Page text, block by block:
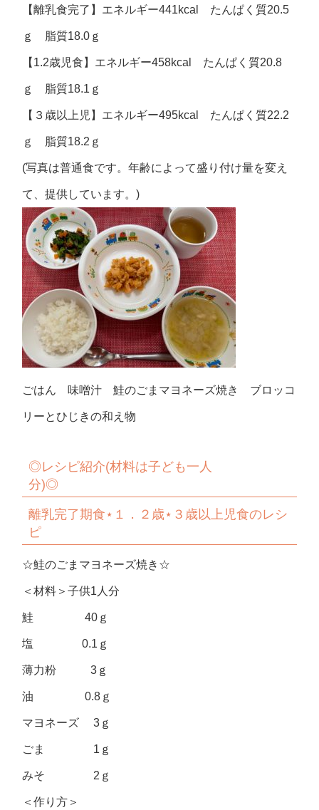
【離乳食完了】エネルギー441kcal たんぱく質20.5
ｇ 脂質18.0ｇ
【1.2歳児食】エネルギー458kcal たんぱく質20.8
ｇ 脂質18.1ｇ
【３歳以上児】エネルギー495kcal たんぱく質22.2
ｇ 脂質18.2ｇ
(写真は普通食です。年齢によって盛り付け量を変え
て、提供しています。)
ごはん 味噌汁 鮭のごまマヨネーズ焼き ブロッコ
リーとひじきの和え物
◎レシピ紹介(材料は子ども一人
分)◎
離乳完了期食⋆ １．２歳⋆ ３歳以上児食のレシ
ピ
☆鮭のごまマヨネーズ焼き☆
＜材料＞子供1人分
鮭 40ｇ
塩 0.1ｇ
薄力粉 3ｇ
油 0.8ｇ
マヨネーズ 3ｇ
ごま 1ｇ
みそ 2ｇ
＜作り方＞